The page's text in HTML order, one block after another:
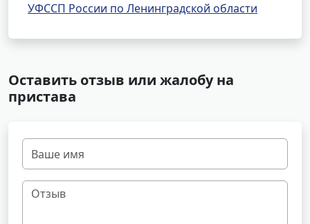
УФССП России по Ленинградской области
Оставить отзыв или жалобу на
пристава